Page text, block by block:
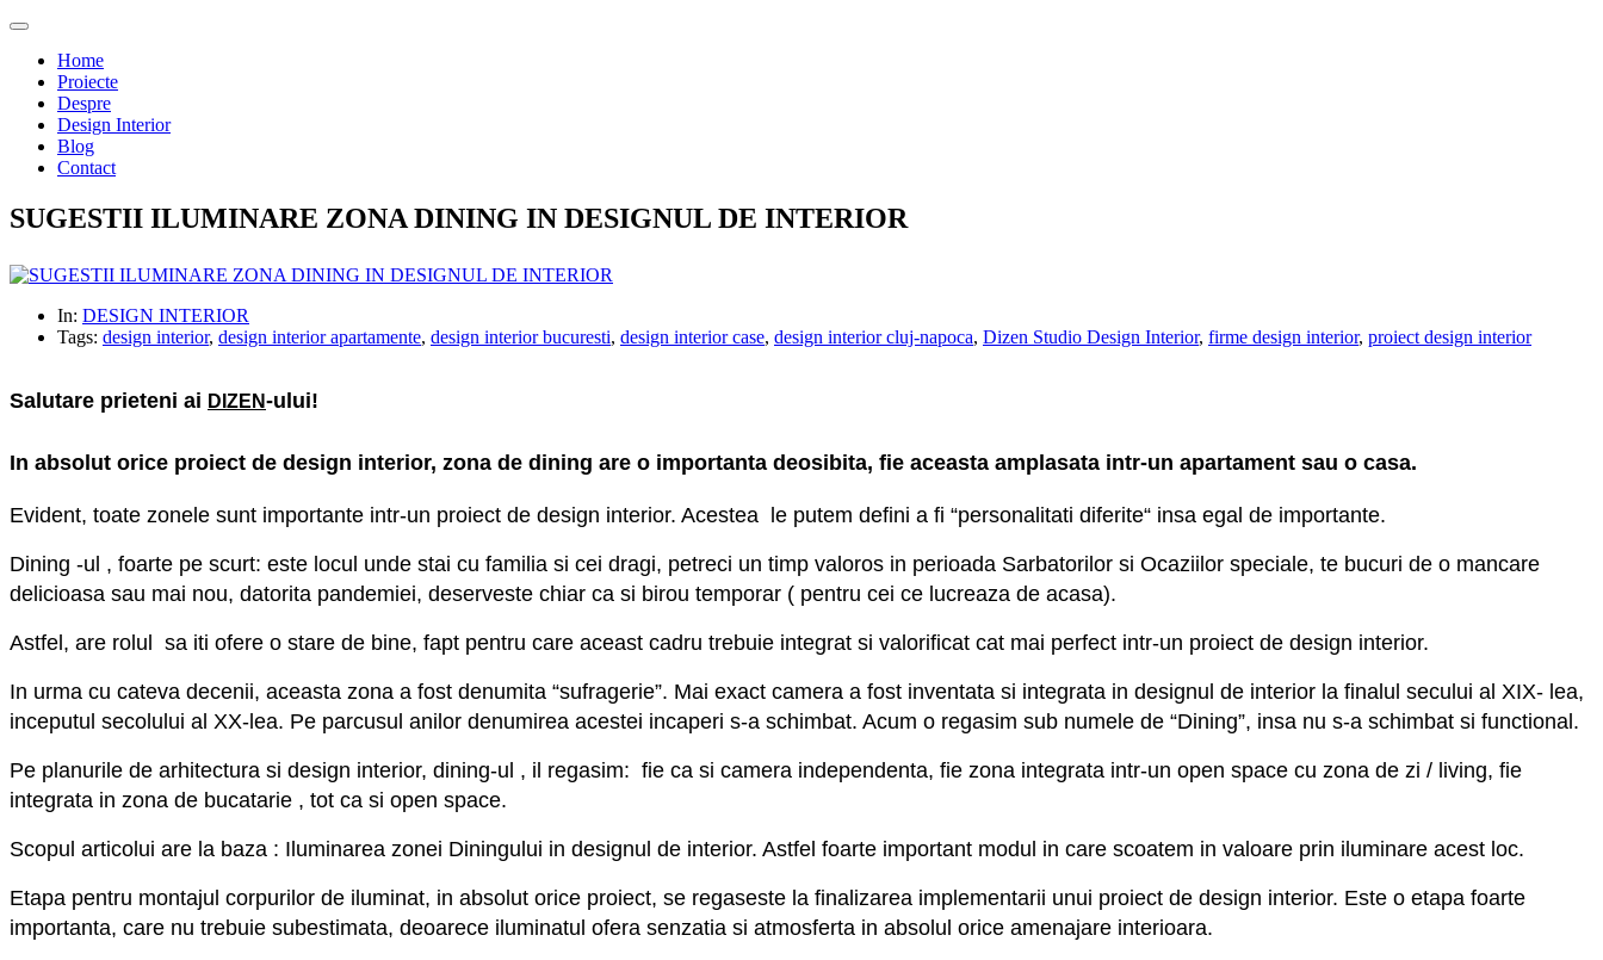
Home
Proiecte
Despre
Design Interior
Blog
Contact
SUGESTII ILUMINARE ZONA DINING IN DESIGNUL DE INTERIOR
In: DESIGN INTERIOR
Tags: design interior, design interior apartamente, design interior bucuresti, design interior case, design interior cluj-napoca, Dizen Studio Design Interior, firme design interior, proiect design interior
Salutare prieteni ai DIZEN-ului!
In absolut orice proiect de design interior, zona de dining are o importanta deosibita, fie aceasta amplasata intr-un apartament sau o casa.
Evident, toate zonele sunt importante intr-un proiect de design interior. Acestea le putem defini a fi “personalitati diferite“ insa egal de importante.
Dining -ul , foarte pe scurt: este locul unde stai cu familia si cei dragi, petreci un timp valoros in perioada Sarbatorilor si Ocaziilor speciale, te bucuri de o mancare
delicioasa sau mai nou, datorita pandemiei, deserveste chiar ca si birou temporar ( pentru cei ce lucreaza de acasa).
Astfel, are rolul sa iti ofere o stare de bine, fapt pentru care aceast cadru trebuie integrat si valorificat cat mai perfect intr-un proiect de design interior.
In urma cu cateva decenii, aceasta zona a fost denumita “sufragerie”. Mai exact camera a fost inventata si integrata in designul de interior la finalul secului al XIX- lea,
inceputul secolului al XX-lea. Pe parcusul anilor denumirea acestei incaperi s-a schimbat. Acum o regasim sub numele de “Dining”, insa nu s-a schimbat si functional.
Pe planurile de arhitectura si design interior, dining-ul , il regasim: fie ca si camera independenta, fie zona integrata intr-un open space cu zona de zi / living, fie
integrata in zona de bucatarie , tot ca si open space.
Scopul articolui are la baza : Iluminarea zonei Diningului in designul de interior. Astfel foarte important modul in care scoatem in valoare prin iluminare acest loc.
Etapa pentru montajul corpurilor de iluminat, in absolut orice proiect, se regaseste la finalizarea implementarii unui proiect de design interior. Este o etapa foarte
importanta, care nu trebuie subestimata, deoarece iluminatul ofera senzatia si atmosferta in absolul orice amenajare interioara.